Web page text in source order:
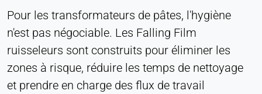
Pour les transformateurs de pâtes, l'hygiène
n'est pas négociable. Les Falling Film
ruisseleurs sont construits pour éliminer les
zones à risque, réduire les temps de nettoyage
et prendre en charge des flux de travail